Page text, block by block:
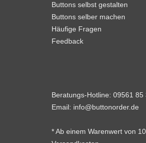
Buttons selbst gestalten
Buttons selber machen
Häufige Fragen
Feedback
Beratungs-Hotline: 09561 85
Email: info@buttonorder.de
* Ab einem Warenwert von